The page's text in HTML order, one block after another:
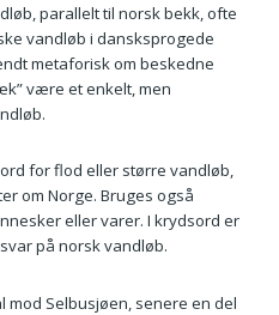
parallelt til norsk bekk, ofte
vandløb i dansksprogede
metaforisk om beskedne
være et enkelt, men
for flod eller større vandløb,
om Norge. Bruges også
eller varer. I krydsord er
på norsk vandløb.
mod Selbusjøen, senere en del